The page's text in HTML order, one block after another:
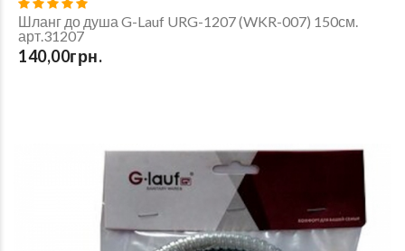
Шланг до душа G-Lauf URG-1207 (WKR-007) 150см.
арт.31207
140,00грн.